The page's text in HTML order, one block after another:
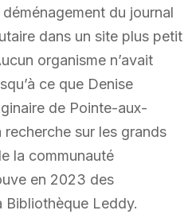
du journal
dans un site plus petit
organisme n’avait
ce que Denise
de Pointe-aux-
sur les grands
la communauté
en 2023 des
Bibliothèque Leddy.